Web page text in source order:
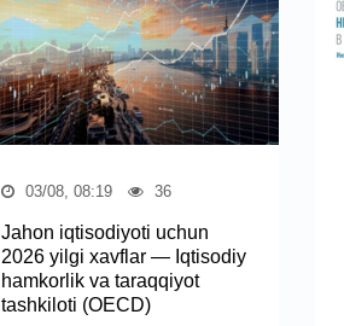
03/08, 08:19 36
Jahon iqtisodiyoti uchun
2026 yilgi xavflar — Iqtisodiy
hamkorlik va taraqqiyot
tashkiloti (OECD)